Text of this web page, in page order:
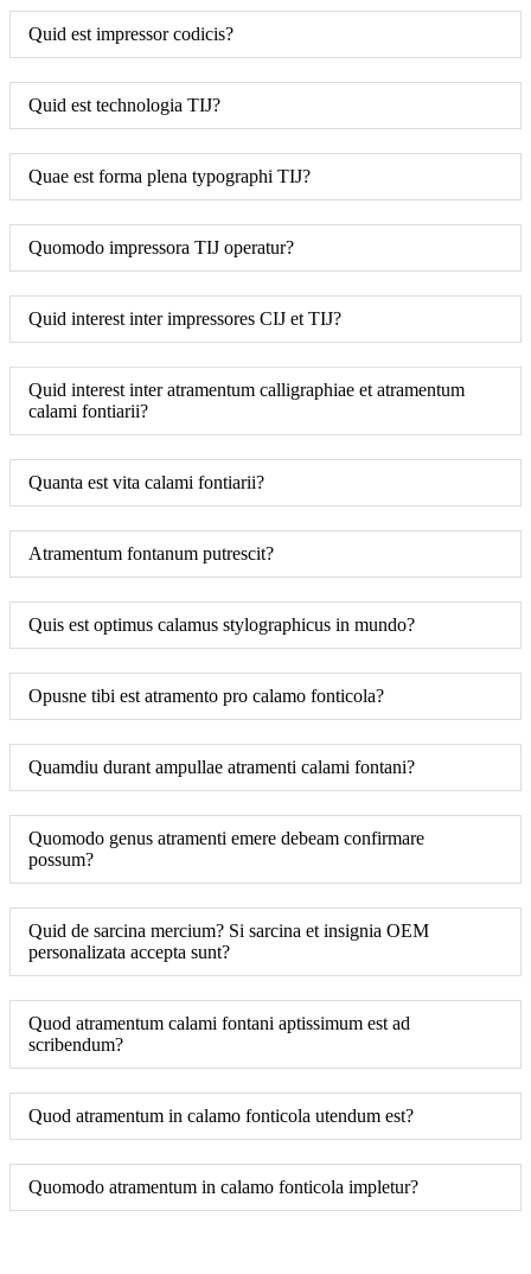
Quid est impressor codicis?
Quid est technologia TIJ?
Quae est forma plena typographi TIJ?
Quomodo impressora TIJ operatur?
Quid interest inter impressores CIJ et TIJ?
Quid interest inter atramentum calligraphiae et atramentum
calami fontiarii?
Quanta est vita calami fontiarii?
Atramentum fontanum putrescit?
Quis est optimus calamus stylographicus in mundo?
Opusne tibi est atramento pro calamo fonticola?
Quamdiu durant ampullae atramenti calami fontani?
Quomodo genus atramenti emere debeam confirmare
possum?
Quid de sarcina mercium? Si sarcina et insignia OEM
personalizata accepta sunt?
Quod atramentum calami fontani aptissimum est ad
scribendum?
Quod atramentum in calamo fonticola utendum est?
Quomodo atramentum in calamo fonticola impletur?